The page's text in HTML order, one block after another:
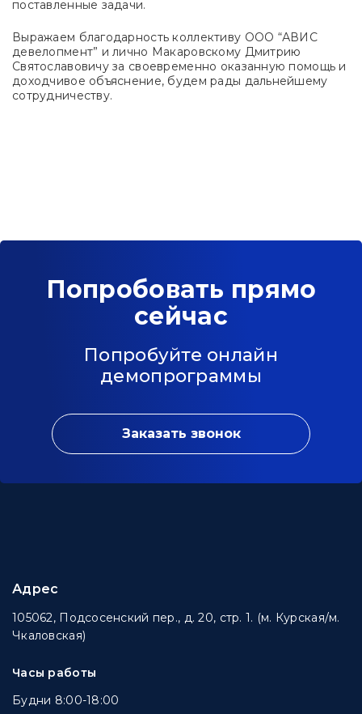
поставленные задачи.
Выражаем благодарность коллективу ООО “АВИС
девелопмент” и лично Макаровскому Дмитрию
Святославовичу за своевременно оказанную помощь и
доходчивое объяснение, будем рады дальнейшему
сотрудничеству.
Попробовать прямо
сейчас
Попробуйте онлайн
демопрограммы
Заказать звонок
Адрес
105062, Подсосенский пер., д. 20, стр. 1. (м. Курская/м.
Чкаловская)
Часы работы
Будни 8:00-18:00